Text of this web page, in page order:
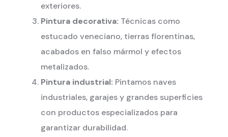
exteriores.
Pintura decorativa: Técnicas como
estucado veneciano, tierras florentinas,
acabados en falso mármol y efectos
metalizados.
Pintura industrial: Pintamos naves
industriales, garajes y grandes superficies
con productos especializados para
garantizar durabilidad.